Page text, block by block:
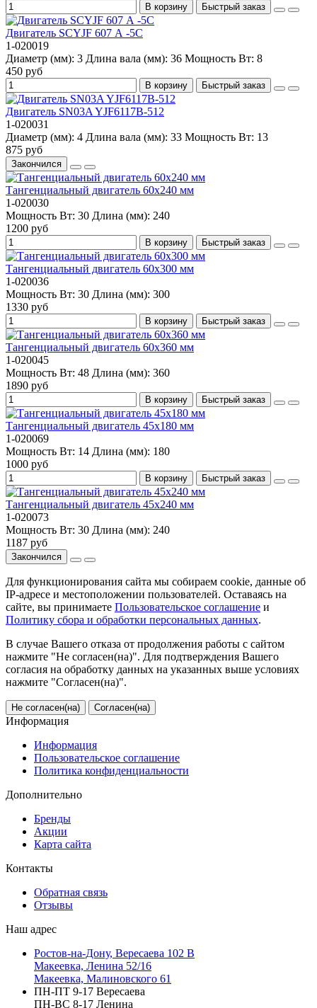
В корзину Быстрый заказ
Двигатель SCYJF 607 А -5С
1-020019
Диаметр (мм): 3 Длина вала (мм): 36 Мощность Вт: 8
450 руб
В корзину Быстрый заказ
Двигатель SN03A YJF6117B-512
1-020031
Диаметр (мм): 4 Длина вала (мм): 33 Мощность Вт: 13
875 руб
Закончился
Тангенциальный двигатель 60x240 мм
1-020030
Мощность Вт: 30 Длина (мм): 240
1200 руб
В корзину Быстрый заказ
Тангенциальный двигатель 60x300 мм
1-020036
Мощность Вт: 30 Длина (мм): 300
1330 руб
В корзину Быстрый заказ
Тангенциальный двигатель 60x360 мм
1-020045
Мощность Вт: 48 Длина (мм): 360
1890 руб
В корзину Быстрый заказ
Тангенциальный двигатель 45х180 мм
1-020069
Мощность Вт: 14 Длина (мм): 180
1000 руб
В корзину Быстрый заказ
Тангенциальный двигатель 45x240 мм
1-020073
Мощность Вт: 30 Длина (мм): 240
1187 руб
Закончился
Для функционирования сайта мы собираем cookie, данные об
IP-адресе и местоположении пользователей. Оставаясь на
сайте, вы принимаете Пользовательское соглашение и
Политику сбора и обработки персональных данных.
В случае Вашего отказа от продолжения работы с сайтом
нажмите "Не согласен(на)". Для подтверждения Вашего
согласия на обработку данных на указанных выше условиях
нажмите "Согласен(на)".
Не согласен(на) Согласен(на)
Информация
Информация
Пользовательское соглашение
Политика конфиденциальности
Дополнительно
Бренды
Акции
Карта сайта
Контакты
Обратная связь
Отзывы
Наш адрес
Ростов-на-Дону, Вересаева 102 В
Макеевка, Ленина 52/16
Макеевка, Малиновского 61
ПН-ПТ 9-17 Вересаева
ПН-ВС 8-17 Ленина